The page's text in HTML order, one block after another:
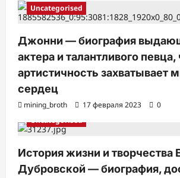
Uncategorised
Джонни — биография
актера и талантливого певца,
артистичность захватывает
сердец
mining_broth 17 февраля 2023
0
Uncategorised
История жизни и творчества
Дубровской — биография,